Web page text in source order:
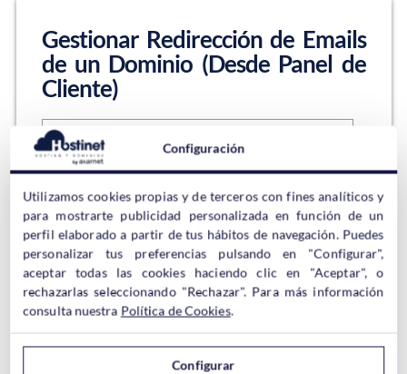
Gestionar Redirección de Emails
de un Dominio (Desde Panel de
Cliente)
Lo primero de todo indicar que en el siguiente artículo
estamos recopilando todo lo relacionado con manejar
tu alojamiento web cPanel desde el Panel de Cliente.
¡No te lo pierdas! Al contratar dominio en Hostinet
este NO dispone de servicio de correo electrónico, al
no ser que sea un dominio .eus…
Sigue leyendo →
Configuración
Utilizamos cookies propias y de terceros con fines analíticos y
para mostrarte publicidad personalizada en función de un
perfil elaborado a partir de tus hábitos de navegación. Puedes
personalizar tus preferencias pulsando en "Configurar",
aceptar todas las cookies haciendo clic en "Aceptar", o
rechazarlas seleccionando "Rechazar". Para más información
consulta nuestra Política de Cookies.
Configurar